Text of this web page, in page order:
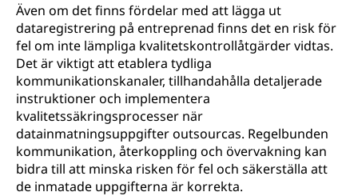
Även om det finns fördelar med att lägga ut
dataregistrering på entreprenad finns det en risk för
fel om inte lämpliga kvalitetskontrollåtgärder vidtas.
Det är viktigt att etablera tydliga
kommunikationskanaler, tillhandahålla detaljerade
instruktioner och implementera
kvalitetssäkringsprocesser när
datainmatningsuppgifter outsourcas. Regelbunden
kommunikation, återkoppling och övervakning kan
bidra till att minska risken för fel och säkerställa att
de inmatade uppgifterna är korrekta.